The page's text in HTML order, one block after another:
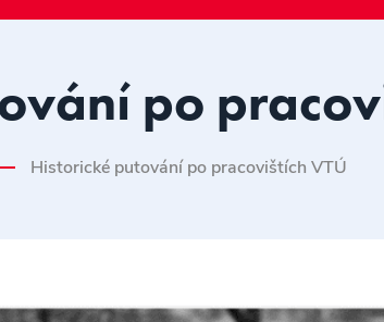
po
Historické putování po pracovištích VTÚ